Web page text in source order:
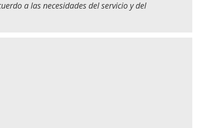
a las necesidades del servicio y del